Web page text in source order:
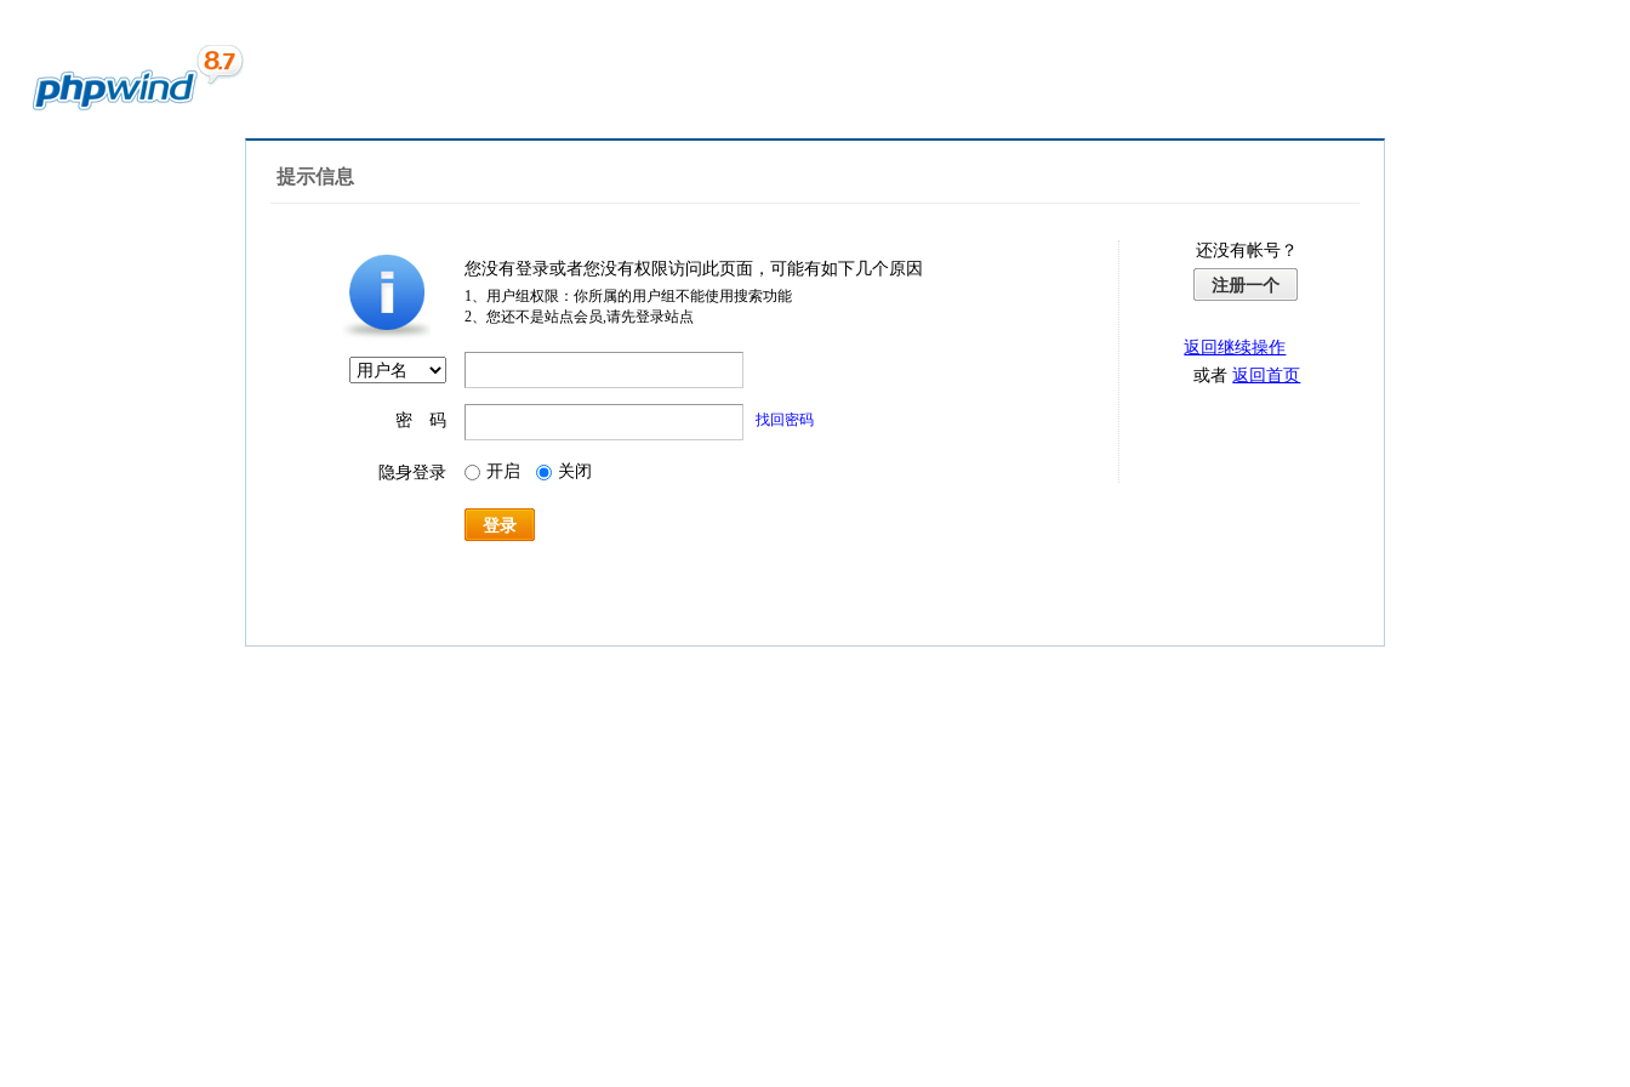
提示信息
您没有登录或者您没有权限访问此页面，可能有如下几个原因
1、用户组权限：你所属的用户组不能使用搜索功能
2、您还不是站点会员,请先登录站点
密 码 找回密码
隐身登录 开启 关闭
登录
还没有帐号？
注册一个
返回继续操作
或者返回首页